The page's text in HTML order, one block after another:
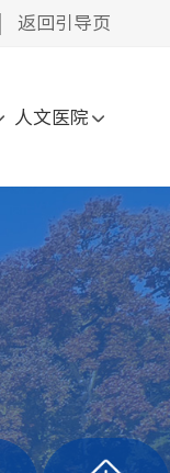
返回引导页
人文医院